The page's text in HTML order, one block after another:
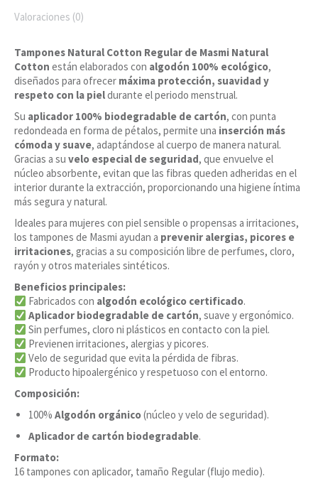
Valoraciones (0)
Tampones Natural Cotton Regular de Masmi Natural
Cotton están elaborados con algodón 100% ecológico,
diseñados para ofrecer máxima protección, suavidad y
respeto con la pieldurante el periodo menstrual.
Su aplicador 100% biodegradable de cartón, con punta
redondeada en forma de pétalos, permite una inserción más
cómoda y suave, adaptándose al cuerpo de manera natural.
Gracias a su velo especial de seguridad, que envuelve el
núcleo absorbente, evitan que las fibras queden adheridas en el
interior durante la extracción, proporcionando una higiene íntima
más segura y natural.
Ideales para mujeres con piel sensible o propensas a irritaciones,
los tampones de Masmi ayudan a prevenir alergias, picores e
irritaciones, gracias a su composición libre de perfumes, cloro,
rayón y otros materiales sintéticos.
Beneficios principales:
Fabricados con algodón ecológico certificado.
Aplicador biodegradable de cartón, suave y ergonómico.
Sin perfumes, cloro ni plásticos en contacto con la piel.
Previenen irritaciones, alergias y picores.
Velo de seguridad que evita la pérdida de fibras.
Producto hipoalergénico y respetuoso con el entorno.
Composición:
100% Algodón orgánico(núcleo y velo de seguridad).
Aplicador de cartón biodegradable.
Formato:
16 tampones con aplicador, tamaño Regular (flujo medio).